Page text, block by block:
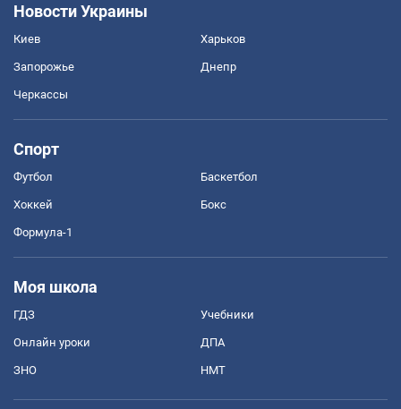
Новости Украины
Киев Харьков
Запорожье Днепр
Черкассы
Спорт
Футбол Баскетбол
Хоккей Бокс
Формула-1
Моя школа
ГДЗ Учебники
Онлайн уроки ДПА
ЗНО НМТ